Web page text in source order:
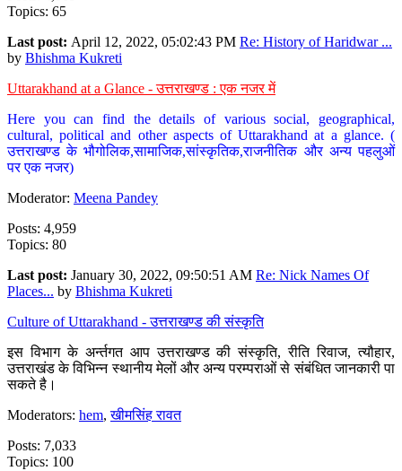
Topics: 65
Last post: April 12, 2022, 05:02:43 PM Re: History of Haridwar ...
by Bhishma Kukreti
Uttarakhand at a Glance - उत्तराखण्ड : एक नजर में
Here you can find the details of various social, geographical,
cultural, political and other aspects of Uttarakhand at a glance. (
उत्तराखण्ड के भौगोलिक,सामाजिक,सांस्कृतिक,राजनीतिक और अन्य पहलुओं
पर एक नजर)
Moderator: Meena Pandey
Posts: 4,959
Topics: 80
Last post: January 30, 2022, 09:50:51 AM Re: Nick Names Of
Places... by Bhishma Kukreti
Culture of Uttarakhand - उत्तराखण्ड की संस्कृति
इस विभाग के अर्न्तगत आप उत्तराखण्ड की संस्कृति, रीति रिवाज, त्यौहार,
उत्तराखंड के विभिन्न स्थानीय मेलों और अन्य परम्पराओं से संबंधित जानकारी पा
सकते है।
Moderators: hem,खीमसिंह रावत
Posts: 7,033
Topics: 100